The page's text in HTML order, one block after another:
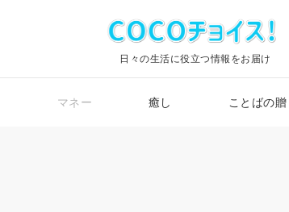
日々の生活に役立つ情報をお届け
マネー 癒し ことばの